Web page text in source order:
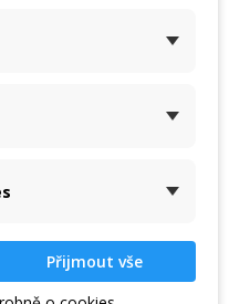
Přijmout vše